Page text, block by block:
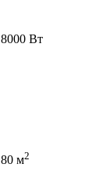
8000 Вт
80 м2